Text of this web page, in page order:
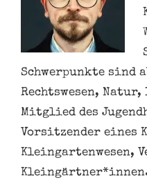
Schwerpunkte sind
Rechtswesen,
Mitglied des
Vorsitzender eines
Kleingartenwesen,